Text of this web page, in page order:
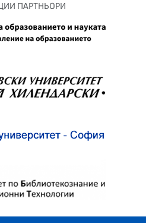
ПАРТНЬОРИ